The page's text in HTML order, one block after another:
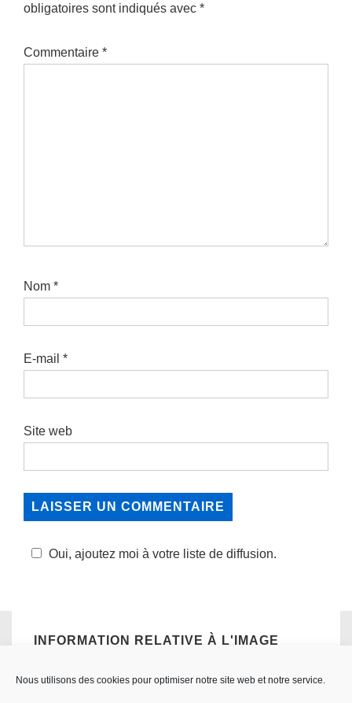
Nous utilisons des cookies pour optimiser notre site web et notre service.
obligatoires sont indiqués avec *
Commentaire *
Nom *
E-mail *
Site web
Oui, ajoutez moi à votre liste de diffusion.
INFORMATION RELATIVE À L'IMAGE
Obturateur: 1/320.0 sec